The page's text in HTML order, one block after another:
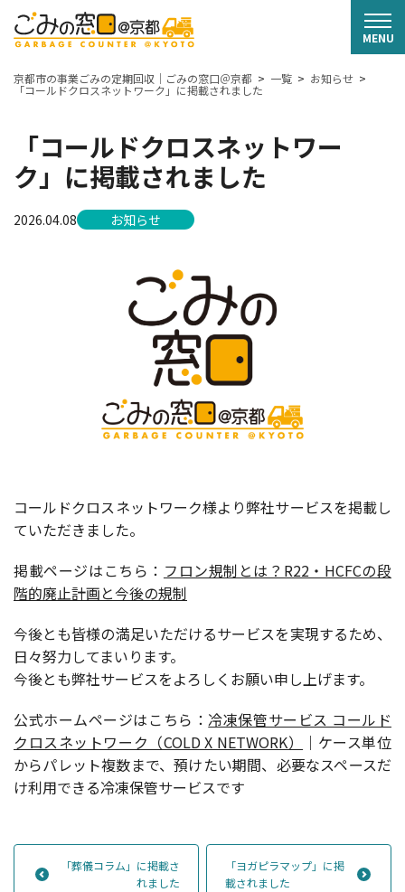
京都市の事業ごみの定期回収｜ごみの窓口＠京都 一覧 お知らせ
「コールドクロスネットワーク」に掲載されました
「コールドクロスネットワー
ク」に掲載されました
2026.04.08 お知らせ
コールドクロスネットワーク様より弊社サービスを掲載し
ていただきました。
掲載ページはこちら： フロン規制とは？R22・HCFCの段
階的廃止計画と今後の規制
今後とも皆様の満足いただけるサービスを実現するため、
日々努力してまいります。
今後とも弊社サービスをよろしくお願い申し上げます。
公式ホームページはこちら：冷凍保管サービス コールド
クロスネットワーク（COLD X NETWORK）
｜ケース単位
からパレット複数まで、預けたい期間、必要なスペースだ
け利用できる冷凍保管サービスです
「葬儀コラム」に掲載さ
れました
「ヨガピラマップ」に掲
載されました